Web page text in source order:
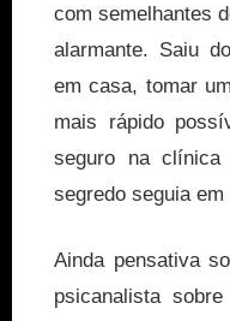
com semelhantes
alarmante. Saiu
em casa, tomar
mais rápido
seguro na clínica
segredo seguia
Ainda pensativa
psicanalista